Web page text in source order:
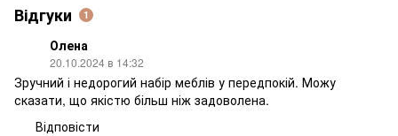
Відгуки 1
Олена
20.10.2024 в 14:32
Зручний і недорогий набір меблів у передпокій. Можу
сказати, що якістю більш ніж задоволена.
Відповісти